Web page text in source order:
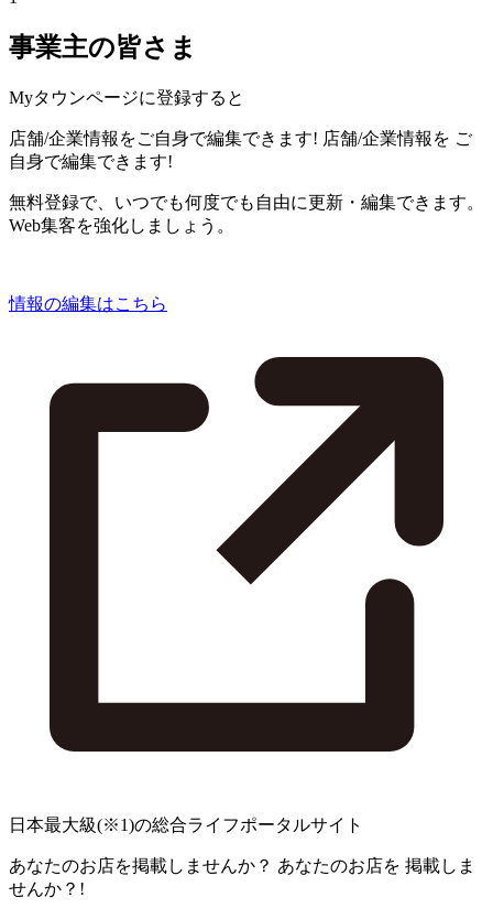
事業主の皆さま
Myタウンページに登録すると
店舗/企業情報をご自身で編集できます! 店舗/企業情報を ご
自身で編集できます!
無料登録で、いつでも何度でも自由に更新・編集できます。
Web集客を強化しましょう。
情報の編集はこちら
日本最大級(※1)の総合ライフポータルサイト
あなたのお店を掲載しませんか？ あなたのお店を 掲載しま
せんか？!